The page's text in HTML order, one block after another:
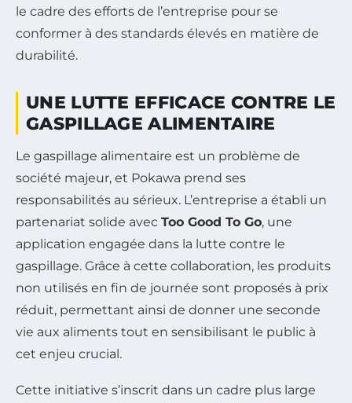
le cadre des efforts de l’entreprise pour se
conformer à des standards élevés en matière de
durabilité.
UNE LUTTE EFFICACE CONTRE LE
GASPILLAGE ALIMENTAIRE
Le gaspillage alimentaire est un problème de
société majeur, et Pokawa prend ses
responsabilités au sérieux. L’entreprise a établi un
partenariat solide avec Too Good To Go, une
application engagée dans la lutte contre le
gaspillage. Grâce à cette collaboration, les produits
non utilisés en fin de journée sont proposés à prix
réduit, permettant ainsi de donner une seconde
vie aux aliments tout en sensibilisant le public à
cet enjeu crucial.
Cette initiative s’inscrit dans un cadre plus large